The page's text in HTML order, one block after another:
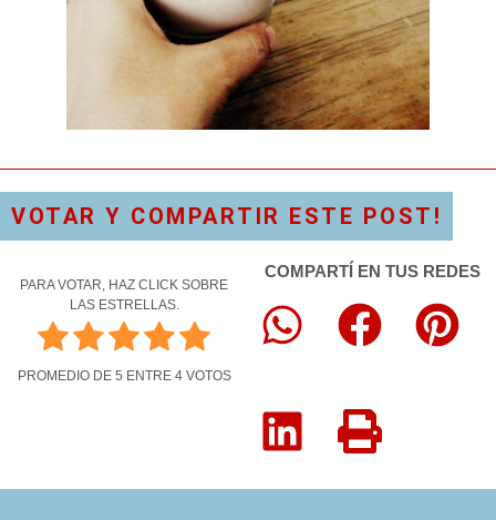
VOTAR Y COMPARTIR ESTE POST!
PARA VOTAR, HAZ CLICK SOBRE
LAS ESTRELLAS.
PROMEDIO DE 5 ENTRE 4VOTOS
COMPARTÍ EN TUS REDES